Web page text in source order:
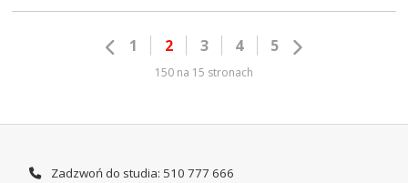
1 2 3 4 5
150 na 15 stronach
Zadzwoń do studia: 510 777 666